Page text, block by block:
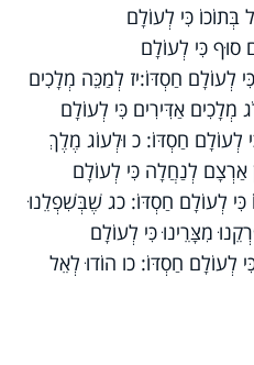
בְּתוֹכוֹ כִּי לְעוֹלָם
סוּף כִּי לְעוֹלָם
לְעוֹלָם חַסְדּוֹ:יז לְמַכֵּה מְלָכִים
מְלָכִים אַדִּירִים כִּי לְעוֹלָם
לְעוֹלָם חַסְדּוֹ: כ וּלְעוֹג מֶלֶךְ
אַרְצָם לְנַחֲלָה כִּי לְעוֹלָם
לְעוֹלָם חַסְדּוֹ: כג שֶׁבְּשִׁפְלֵנוּ
מִצָּרֵינוּ כִּי לְעוֹלָם
חַסְדּוֹ: כו הוֹדוּ לְאֵל